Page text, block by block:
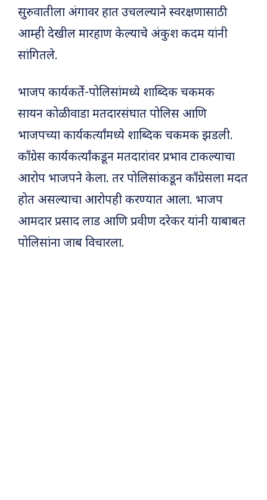
सुरुवातीला अंगावर हात उचलल्याने स्वरक्षणासाठी
आम्ही देखील मारहाण केल्याचे अंकुश कदम यांनी
सांगितले.
भाजप कार्यकर्ते-पोलिसांमध्ये शाब्दिक चकमक
सायन कोळीवाडा मतदारसंघात पोलिस आणि
भाजपच्या कार्यकर्त्यांमध्ये शाब्दिक चकमक झडली.
काँग्रेस कार्यकर्त्यांकडून मतदारांवर प्रभाव टाकल्याचा
आरोप भाजपने केला. तर पोलिसांकडून काँग्रेसला मदत
होत असल्याचा आरोपही करण्यात आला. भाजप
आमदार प्रसाद लाड आणि प्रवीण दरेकर यांनी याबाबत
पोलिसांना जाब विचारला.